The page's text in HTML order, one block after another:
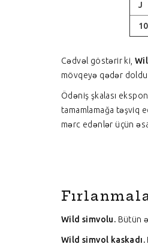
J
10
Cədvəl göstərir ki,
mövqeyə qədər
Ödəniş şkalası
tamamlamağa təşviq
mərc edənlər üçün
Wild simvolu. Bütün
Wild simvol kaskadı.